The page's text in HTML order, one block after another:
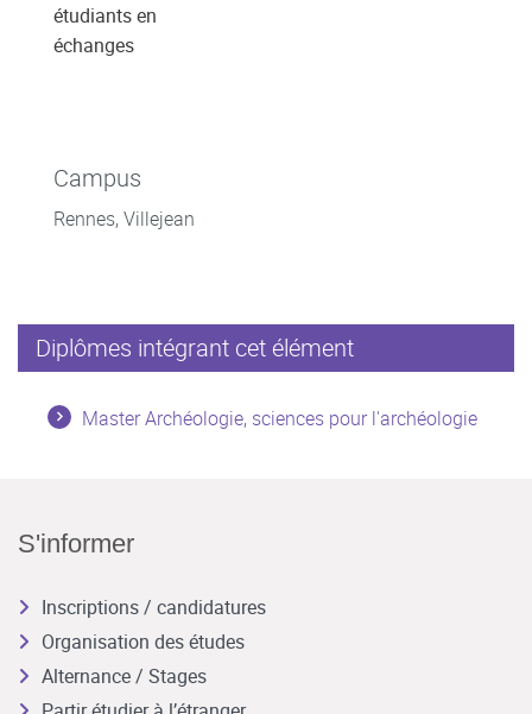
étudiants en
échanges
Campus
Rennes, Villejean
Diplômes intégrant cet élément
Master Archéologie, sciences pour l'archéologie
S'informer
Inscriptions / candidatures
Organisation des études
Alternance / Stages